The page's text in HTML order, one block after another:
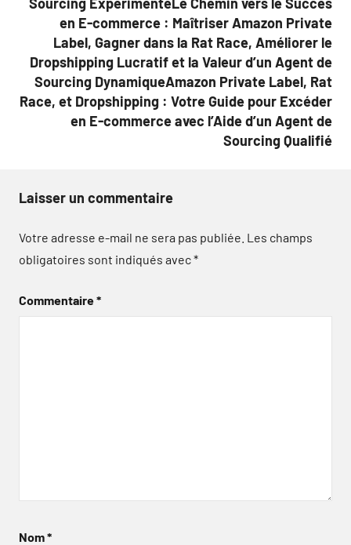
en E-commerce : Maîtriser Amazon Private
Label, Gagner dans la Rat Race, Améliorer le
Dropshipping Lucratif et la Valeur d’un Agent de
Sourcing DynamiqueAmazon Private Label, Rat
Race, et Dropshipping : Votre Guide pour Excéder
en E-commerce avec l’Aide d’un Agent de
Sourcing Qualifié
Laisser un commentaire
Votre adresse e-mail ne sera pas publiée. Les champs
obligatoires sont indiqués avec*
Commentaire*
Nom*